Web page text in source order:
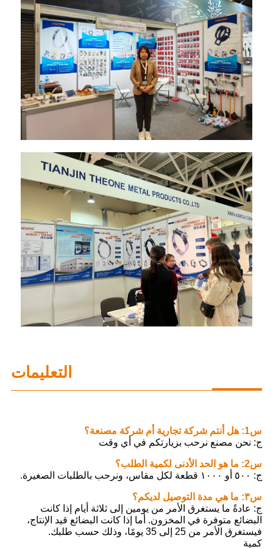
التعليمات
س1: هل أنتم شركة تجارية أم شركة مصنعة؟
ج: نحن مصنع نرحب بزيارتكم في أي وقت
س2: ما هو الحد الأدنى لكمية الطلب؟
ج: ٥٠٠ أو ١٠٠٠ قطعة لكل مقاس، ونرحب بالطلبات الصغيرة.
س٣: ما هي مدة التوصيل لديكم؟
ج: عادةً ما يستغرق الأمر من يومين إلى ثلاثة أيام إذا كانت
البضائع متوفرة في المخزون. أما إذا كانت البضائع قيد الإنتاج،
فيستغرق الأمر من 25 إلى 35 يومًا، وذلك حسب طلبك.
كمية